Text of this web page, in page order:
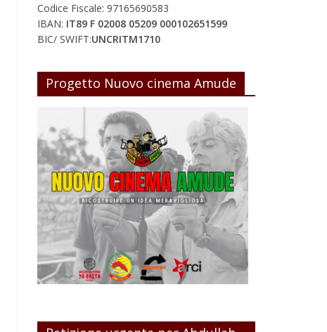
Codice Fiscale: 97165690583
IBAN: IT89 F 02008 05209 000102651599
BIC/ SWIFT:UNCRITM1710
Progetto Nuovo cinema Amude